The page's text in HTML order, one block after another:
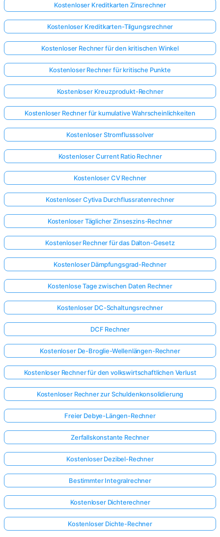
anmelden!
Kostenloser Kreditkarten Zinsrechner
Kostenloser Kreditkarten-Tilgungsrechner
Kostenloser Rechner für den kritischen Winkel
Kostenloser Rechner für kritische Punkte
Kostenloser Kreuzprodukt-Rechner
Kostenloser Rechner für kumulative Wahrscheinlichkeiten
Kostenloser Stromflusssolver
Kostenloser Current Ratio Rechner
Kostenloser CV Rechner
Kostenloser Cytiva Durchflussratenrechner
Kostenloser Täglicher Zinseszins-Rechner
Kostenloser Rechner für das Dalton-Gesetz
Kostenloser Dämpfungsgrad-Rechner
Kostenlose Tage zwischen Daten Rechner
Kostenloser DC-Schaltungsrechner
DCF Rechner
Kostenloser De-Broglie-Wellenlängen-Rechner
Kostenloser Rechner für den volkswirtschaftlichen Verlust
Kostenloser Rechner zur Schuldenkonsolidierung
Freier Debye-Längen-Rechner
Zerfallskonstante Rechner
Kostenloser Dezibel-Rechner
Bestimmter Integralrechner
Kostenloser Dichterechner
Kostenloser Dichte-Rechner